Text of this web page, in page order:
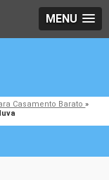
MENU
Casamento Barato»